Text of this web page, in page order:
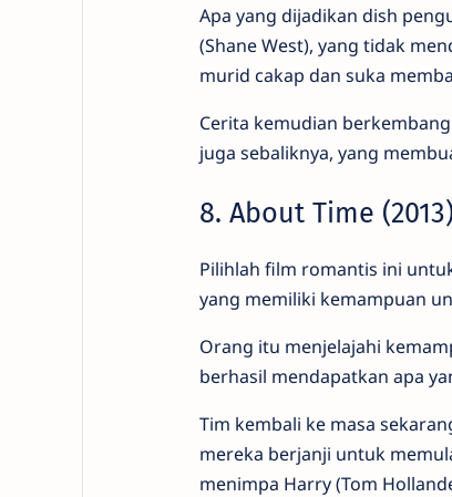
Apa yang dijadikan dish
(Shane West), yang tidak
murid cakap dan suka
Cerita kemudian
juga sebaliknya, yang
8. About Time
Pilihlah film romantis ini
yang memiliki kemampuan
Orang itu menjelajahi
berhasil mendapatkan apa
Tim kembali ke masa
mereka berjanji untuk
menimpa Harry (Tom